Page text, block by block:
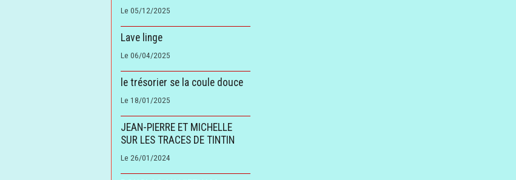
Le 05/12/2025
Lave linge
Le 06/04/2025
le trésorier se la coule douce
Le 18/01/2025
JEAN-PIERRE ET MICHELLE
SUR LES TRACES DE TINTIN
Le 26/01/2024